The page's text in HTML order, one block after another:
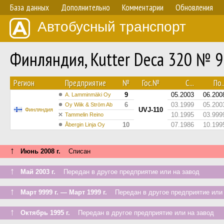
База данных Дополнительно Комментарии Обновления
Автобусный транспорт
Финляндия, Kutter Deca 320 № 9
Регион Предприятие № Гос.№ С...
Финляндия
A. Lamminmäki Oy
9
UVJ-110
05.2003
Oy Wiik & Ström Ab 6 03.1999
Tammelin Reino 10.1995
Åbergin Linja Oy 10 07.1986
↑ Июнь 2008 г. Списан
↑ Май 2003 г. Передан в другое предприятие или на завод
↑ Март 9999 г. — Март 1999 г. Передан в другое предприятие или
↑ Октябрь 1995 г. Передан в другое предприятие или на завод